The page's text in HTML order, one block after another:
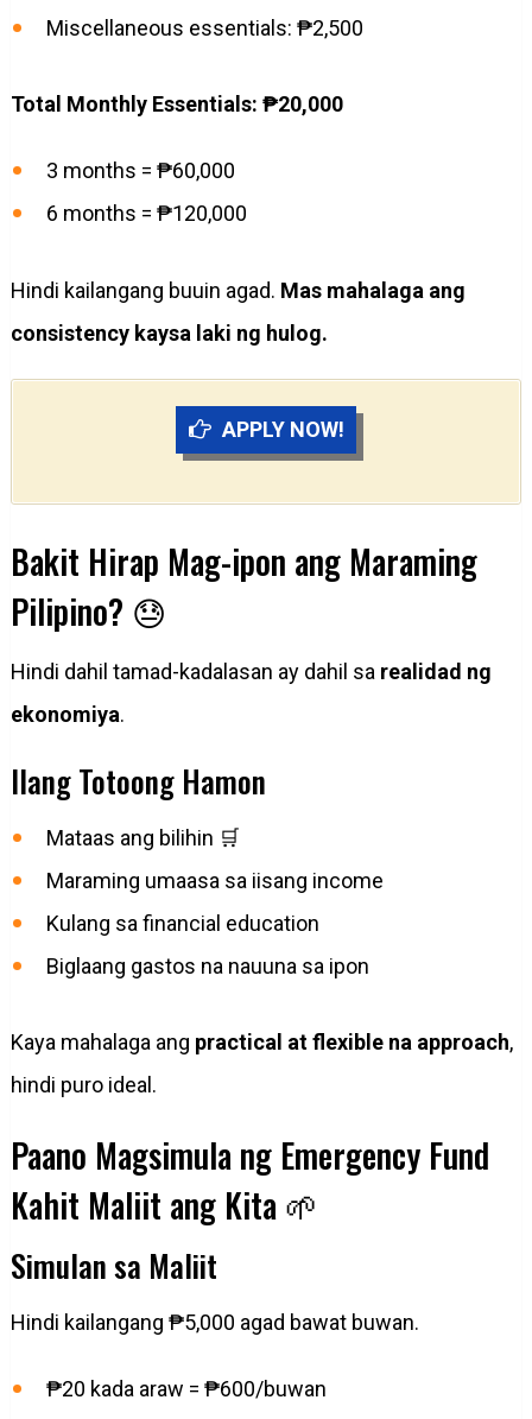
Miscellaneous essentials: ₱2,500
Total Monthly Essentials: ₱20,000
3 months = ₱60,000
6 months = ₱120,000
Hindi kailangang buuin agad. Mas mahalaga ang
consistency kaysa laki ng hulog.
APPLY NOW!
Bakit Hirap Mag-ipon ang Maraming
Pilipino? 😓
Hindi dahil tamad-kadalasan ay dahil sa realidad ng
ekonomiya.
Ilang Totoong Hamon
Mataas ang bilihin 🛒
Maraming umaasa sa iisang income
Kulang sa financial education
Biglaang gastos na nauuna sa ipon
Kaya mahalaga ang practical at flexible na approach,
hindi puro ideal.
Paano Magsimula ng Emergency Fund
Kahit Maliit ang Kita 🌱
Simulan sa Maliit
Hindi kailangang ₱5,000 agad bawat buwan.
₱20 kada araw = ₱600/buwan